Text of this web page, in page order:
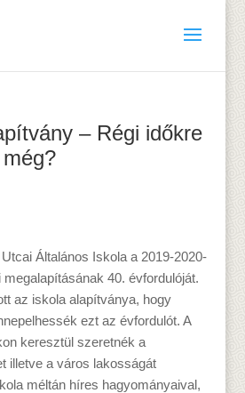
– Régi időkre
Általános Iskola a 2019-2020-
40. évfordulóját.
az iskola alapítványa, hogy
ezt az évfordulót. A
keresztül szeretnék a
illetve a város lakosságát
méltán híres hagyományaival,